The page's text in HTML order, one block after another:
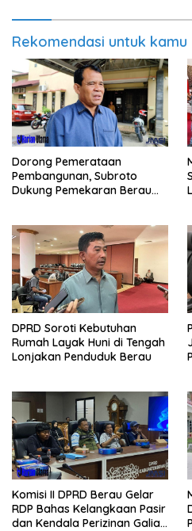
Rekomendasi untuk kamu
Dorong Pemerataan
Pembangunan, Subroto
Dukung Pemekaran Berau
DPRD Soroti Kebutuhan
Rumah Layak Huni di Tengah
Lonjakan Penduduk Berau
Komisi II DPRD Berau Gelar
RDP Bahas Kelangkaan Pasir
dan Kendala Perizinan Galian